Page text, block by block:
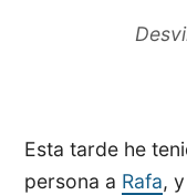
Esta tarde he
persona a Rafa,